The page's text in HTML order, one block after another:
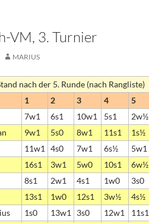
VM, 3. Turnier
MARIUS
nach der 5. Runde (nach Rangliste)
1 2 3 4 5
7w1 6s1 10w1 5s1 2w½
9w1 5s0 8w1 11s1 1s½
11w1 4s0 7w1 6s½ 5w1
16s1 3w1 5w0 10s1 6w½
8s1 2w1 4s1 1w0 3s0
13s1 1w0 12s1 3w½ 4s½
1s0 13w1 3s0 12w1 11s1